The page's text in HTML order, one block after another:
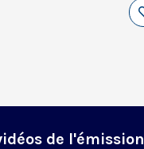
de l'émission